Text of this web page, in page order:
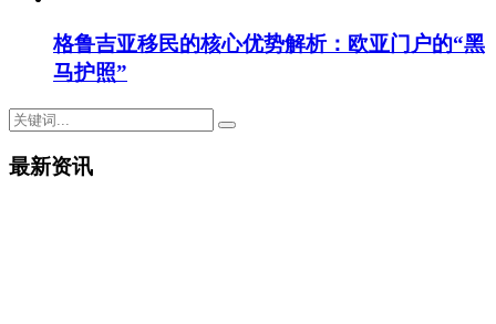
格鲁吉亚移民的核心优势解析：欧亚门户的“黑
马护照”
最新资讯